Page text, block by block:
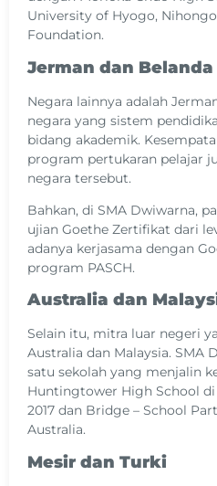
University of Hyogo,
Foundation.
Jerman dan Belanda
Negara lainnya adalah
negara yang sistem
bidang akademik.
program pertukaran pelajar
negara tersebut.
Bahkan, di SMA Dwiwarna,
ujian Goethe Zertifikat dari
adanya kerjasama dengan
program PASCH.
Australia dan
Selain itu, mitra luar negeri
Australia dan Malaysia. SMA
satu sekolah yang menjalin
Huntingtower High School
2017 dan Bridge – School
Australia.
Mesir dan Turki